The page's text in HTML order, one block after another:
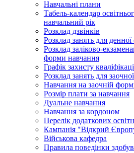
Навчальні плани
Табель-календар
навчальний рік
Розклад дзвінків
Розклад занять для
Розклад заліково-
форми навчання
Графік захисту
Розклад занять для
Навчання на заочній
Розмір плати за навчання
Дуальне навчання
Навчання за кордоном
Перелік додаткових
Кампанія "Відкрий
Військова кафедра
Правила поведінки